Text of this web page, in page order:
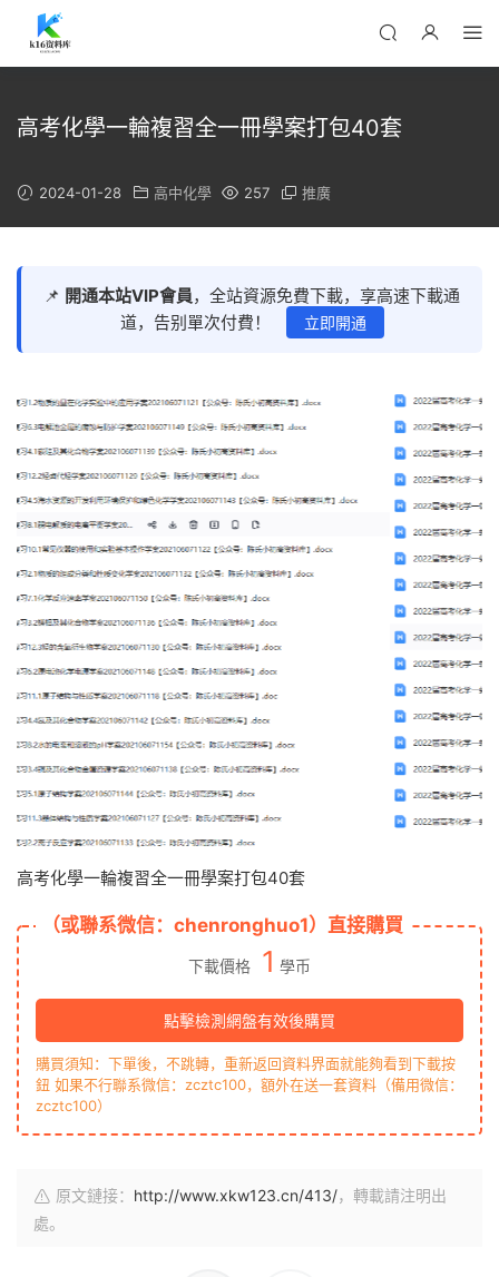
高考化學一輪複習全一冊學案打包40套
2024-01-28 高中化學 257 推廣
📌 開通本站VIP會員，全站資源免費下載，享高速下載通
道，告别單次付費！
立即開通
高考化學一輪複習全一冊學案打包40套
（或聯系微信：chenronghuo1）直接購買
下載價格 1 學币
點擊檢測網盤有效後購買
購買須知：下單後，不跳轉，重新返回資料界面就能夠看到下載按
鈕 如果不行聯系微信：zcztc100，額外在送一套資料（備用微信：
zcztc100）
原文鏈接： http://www.xkw123.cn/413/ ，轉載請注明出
處。